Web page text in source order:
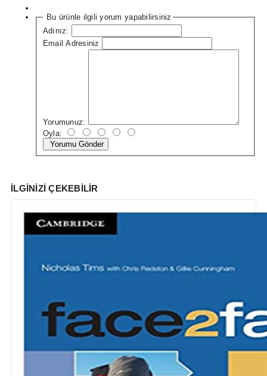
Bu ürünle ilgili yorum yapabilirsiniz
Adınız:
Email Adresiniz
Yorumunuz:
Oyla:
Yorumu Gönder
İLGINIZI ÇEKEBILIR